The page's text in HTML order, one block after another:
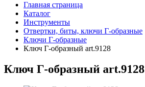
Главная страница
Каталог
Инструменты
Отвертки, биты, ключи Г-образные
Ключи Г-образные
Ключ Г-образный art.9128
Ключ Г-образный art.9128